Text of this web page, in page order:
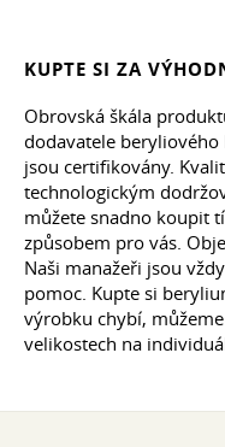
KUPTE SI ZA
Obrovská škála
dodavatele
jsou certifikovány.
technologickým
můžete snadno koupit
způsobem pro vás.
Naši manažeři jsou
pomoc. Kupte si
výrobku chybí,
velikostech na